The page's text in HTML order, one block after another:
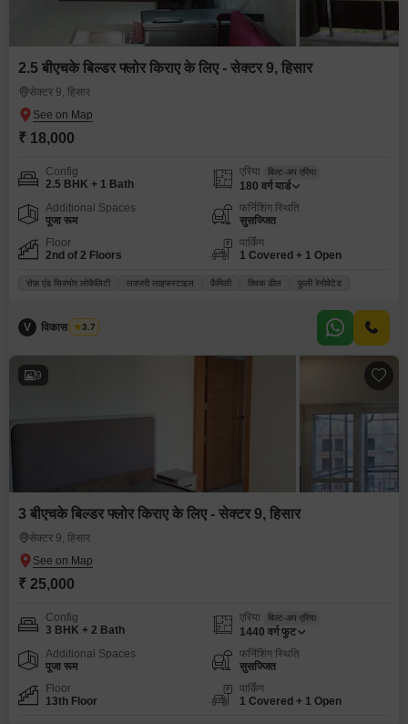
2.5 बीएचके बिल्डर फ्लोर किराए के लिए - सेक्टर 9, हिसार
सेक्टर 9, हिसार
₹ 18,000
Config
2.5 BHK + 1 Bath
एरिया बिल्ट-अप एरिया
180 वर्ग यार्ड
Additional Spaces
पूजा रूम
फर्निशिंग स्थिति
सुसज्जित
Floor
2nd of 2 Floors
पार्किंग
1 Covered + 1 Open
सेफ़ एंड सिक्योर लोकैलिटी लक्जरी लाइफस्टाइल फ़ैमिली क्विक डील फ़ुली रेनोवेटेड
V विकास भारद्वाज
3.7
9
3 बीएचके बिल्डर फ्लोर किराए के लिए - सेक्टर 9, हिसार
सेक्टर 9, हिसार
₹ 25,000
Config
3 BHK + 2 Bath
एरिया बिल्ट-अप एरिया
1440 वर्ग फुट
Additional Spaces
पूजा रूम
फर्निशिंग स्थिति
सुसज्जित
Floor
13th Floor
पार्किंग
1 Covered + 1 Open